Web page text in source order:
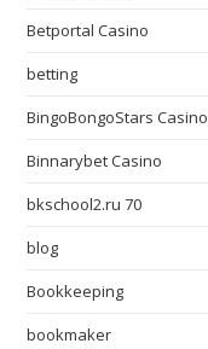
Betportal Casino
betting
BingoBongoStars Casino
Binnarybet Casino
bkschool2.ru 70
blog
Bookkeeping
bookmaker